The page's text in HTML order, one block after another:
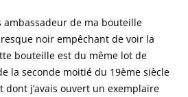
ambassadeur de ma bouteille
noir empêchant de voir la
bouteille est du même lot de
la seconde moitié du 19ème siècle
dont j’avais ouvert un exemplaire